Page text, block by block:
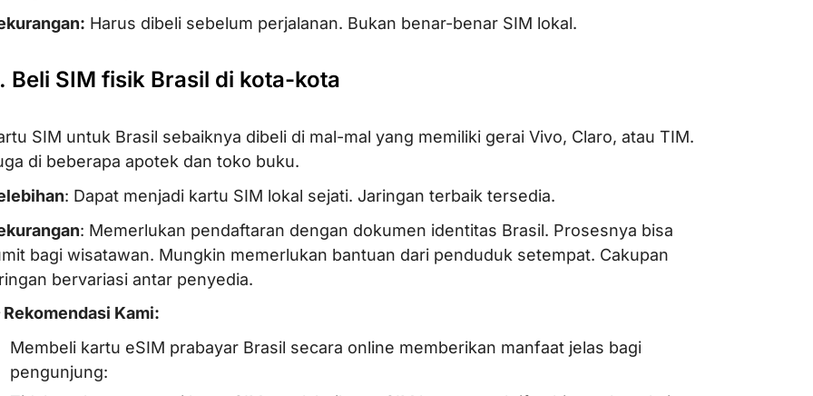
Harus dibeli sebelum perjalanan. Bukan benar-benar SIM lokal.
Beli SIM fisik Brasil di kota-kota
SIM untuk Brasil sebaiknya dibeli di mal-mal yang memiliki gerai Vivo, Claro, atau TIM.
di beberapa apotek dan toko buku.
: Dapat menjadi kartu SIM lokal sejati. Jaringan terbaik tersedia.
: Memerlukan pendaftaran dengan dokumen identitas Brasil. Prosesnya bisa
bagi wisatawan. Mungkin memerlukan bantuan dari penduduk setempat. Cakupan
bervariasi antar penyedia.
Rekomendasi Kami:
Membeli kartu eSIM prabayar Brasil secara online memberikan manfaat jelas bagi
pengunjung: